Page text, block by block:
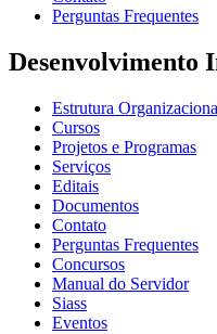
Perguntas Frequentes
Desenvolvimento
Estrutura
Cursos
Projetos e Programas
Serviços
Editais
Documentos
Contato
Perguntas Frequentes
Concursos
Manual do Servidor
Siass
Eventos